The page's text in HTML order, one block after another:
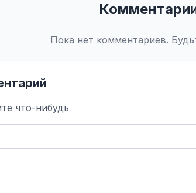
Пока нет комментариев.
что-нибудь